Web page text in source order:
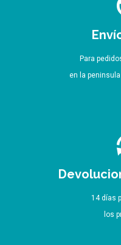
Para
en la
14 días
los